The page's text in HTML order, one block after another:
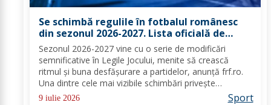
Se schimbă regulile în fotbalul românesc
din sezonul 2026-2027. Lista oficială de
modificări prezentată de FRF
Sezonul 2026-2027 vine cu o serie de modificări
semnificative în Legile Jocului, menite să crească
ritmul şi buna desfăşurare a partidelor, anunţă frf.ro.
Una dintre cele mai vizibile schimbări priveşte
procedura înlocuirilor: jucătorii înlocuiţi au la dispoziţie
9 iulie 2026 Sport